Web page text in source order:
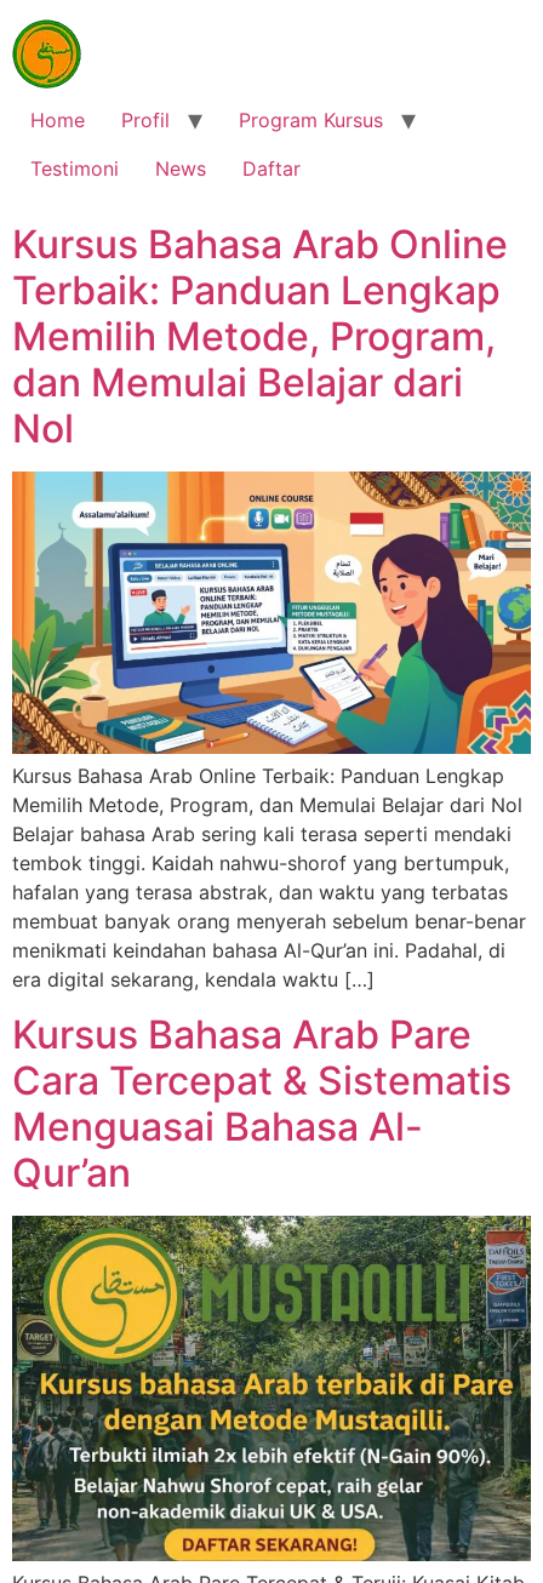
Home Profil
Program Kursus
Testimoni
News Daftar
Kursus Bahasa Arab Online
Terbaik: Panduan Lengkap
Memilih Metode, Program,
dan Memulai Belajar dari
Nol
Kursus Bahasa Arab Online Terbaik: Panduan Lengkap
Memilih Metode, Program, dan Memulai Belajar dari Nol
Belajar bahasa Arab sering kali terasa seperti mendaki
tembok tinggi. Kaidah nahwu-shorof yang bertumpuk,
hafalan yang terasa abstrak, dan waktu yang terbatas
membuat banyak orang menyerah sebelum benar-benar
menikmati keindahan bahasa Al-Qur’an ini. Padahal, di
era digital sekarang, kendala waktu […]
Kursus Bahasa Arab Pare
Cara Tercepat & Sistematis
Menguasai Bahasa Al-
Qur’an